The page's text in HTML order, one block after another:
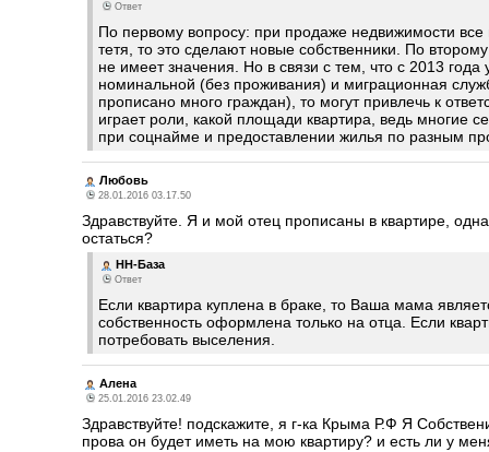
Ответ
По первому вопросу: при продаже недвижимости
тетя, то это сделают новые собственники. По
не имеет значения. Но в связи с тем, что с 2013
номинальной (без проживания) и миграционная
прописано много граждан), то могут привлечь к
играет роли, какой площади квартира, ведь многие
при соцнайме и предоставлении жилья по разным
Любовь
28.01.2016 03.17.50
Здравствуйте. Я и мой отец прописаны в квартире,
остаться?
НН-База
Ответ
Если квартира куплена в браке, то Ваша мама
собственность оформлена только на отца. Если
потребовать выселения.
Алена
25.01.2016 23.02.49
Здравствуйте! подскажите, я г-ка Крыма Р.Ф Я
прова он будет иметь на мою квартиру? и есть ли у